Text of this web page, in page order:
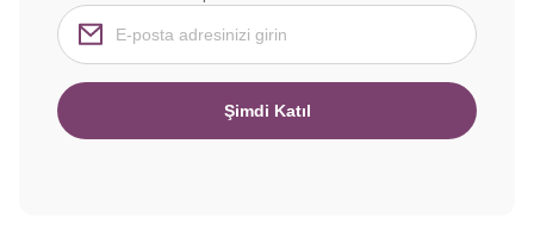
Şimdi Katıl